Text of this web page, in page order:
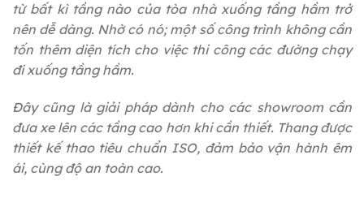
từ bất kì tầng nào của tòa nhà xuống tầng hầm trở
nên dễ dàng. Nhờ có nó; một số công trình không cần
tốn thêm diện tích cho việc thi công các đường chạy
đi xuống tầng hầm.
Đây cũng là giải pháp dành cho các showroom cần
đưa xe lên các tầng cao hơn khi cần thiết. Thang được
thiết kế thao tiêu chuẩn ISO, đảm bảo vận hành êm
ái, cùng độ an toàn cao.